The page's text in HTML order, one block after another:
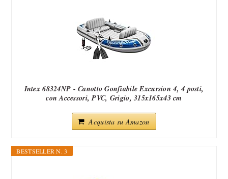
Intex 68324NP - Canotto Gonfiabile Excursion 4, 4 posti,
con Accessori, PVC, Grigio, 315x165x43 cm
Acquista su Amazon
BESTSELLER N. 3